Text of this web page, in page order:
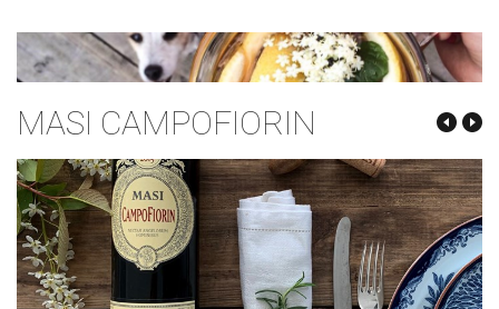
MASI CAMPOFIORIN